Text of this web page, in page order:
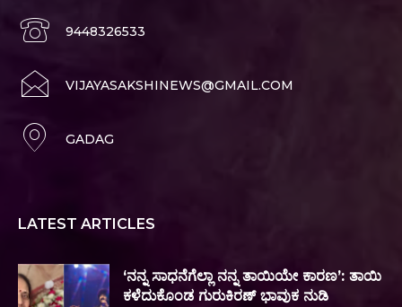
9448326533
VIJAYASAKSHINEWS@GMAIL.COM
GADAG
LATEST ARTICLES
‘ನನ್ನ ಸಾಧನೆಗೆಲ್ಲಾ ನನ್ನ ತಾಯಿಯೇ ಕಾರಣ’: ತಾಯಿ
ಕಳೆದುಕೊಂಡ ಗುರುಕಿರಣ್‌ ಭಾವುಕ ನುಡಿ